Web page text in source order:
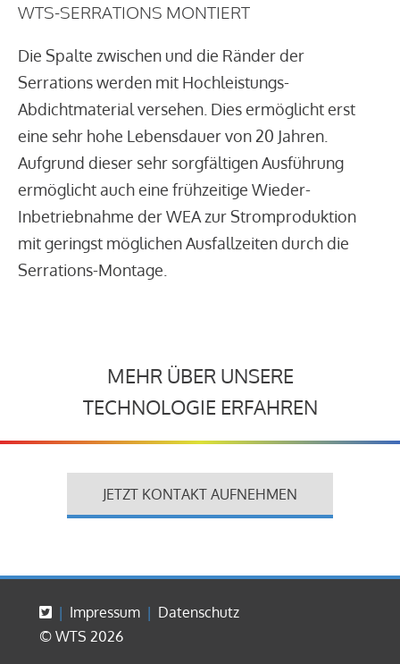
WTS-SERRATIONS MONTIERT
Die Spalte zwischen und die Ränder der
Serrations werden mit Hochleistungs-
Abdichtmaterial versehen. Dies ermöglicht erst
eine sehr hohe Lebensdauer von 20 Jahren.
Aufgrund dieser sehr sorgfältigen Ausführung
ermöglicht auch eine frühzeitige Wieder-
Inbetriebnahme der WEA zur Stromproduktion
mit geringst möglichen Ausfallzeiten durch die
Serrations-Montage.
MEHR ÜBER UNSERE
TECHNOLOGIE ERFAHREN
JETZT KONTAKT AUFNEHMEN
Impressum
Datenschutz
© WTS 2026